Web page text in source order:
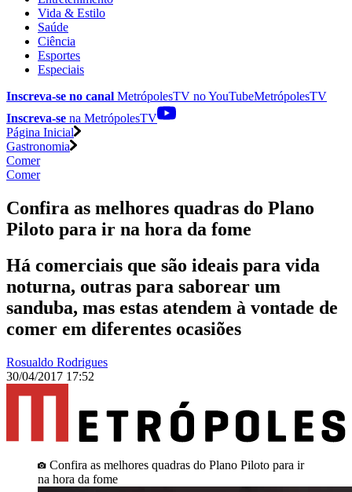
Vida & Estilo
Saúde
Ciência
Esportes
Especiais
Inscreva-se no canal MetrópolesTV noYouTubeMetrópolesTV
Inscreva-se na MetrópolesTV
Página Inicial
Gastronomia
Comer
Comer
Confira as melhores quadras do Plano
Piloto para ir na hora da fome
Há comerciais que são ideais para vida
noturna, outras para saborear um
sanduba, mas estas atendem à vontade de
comer em diferentes ocasiões
Rosualdo Rodrigues
30/04/2017 17:52
Confira as melhores quadras do Plano Piloto para ir
na hora da fome